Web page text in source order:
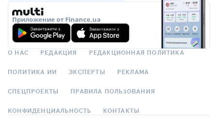
Приложение от Finance.ua
О НАС РЕДАКЦИЯ РЕДАКЦИОННАЯ ПОЛИТИКА
ПОЛИТИКА ИИ ЭКСПЕРТЫ РЕКЛАМА
СПЕЦПРОЕКТЫ ПРАВИЛА ПОЛЬЗОВАНИЯ
КОНФИДЕНЦИАЛЬНОСТЬ КОНТАКТЫ